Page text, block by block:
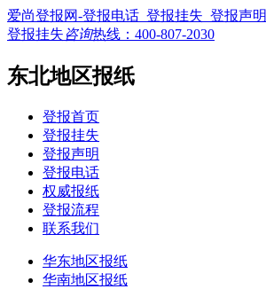
爱尚登报网-登报电话_登报挂失_登报声明
登报挂失咨询热线： 400-807-2030
东北地区报纸
登报首页
登报挂失
登报声明
登报电话
权威报纸
登报流程
联系我们
华东地区报纸
华南地区报纸